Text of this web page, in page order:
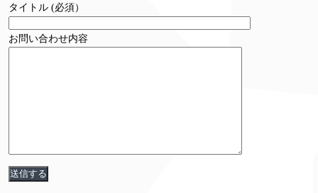
タイトル (必須）
お問い合わせ内容